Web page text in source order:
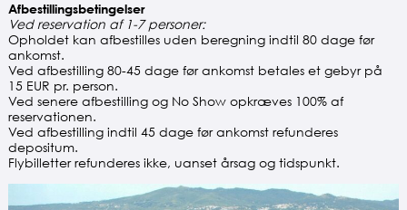
Afbestillingsbetingelser
Ved reservation af 1-7 personer:
Opholdet kan afbestilles uden beregning indtil 80 dage før
ankomst.
Ved afbestilling 80-45 dage før ankomst betales et gebyr på
15 EUR pr. person.
Ved senere afbestilling og No Show opkræves 100% af
reservationen.
Ved afbestilling indtil 45 dage før ankomst refunderes
depositum.
Flybilletter refunderes ikke, uanset årsag og tidspunkt.